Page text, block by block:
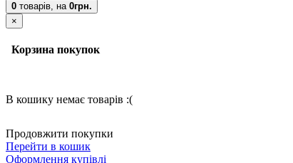
0 товарів, на 0грн.
×
Корзина покупок
В кошику немає товарів :(
Продовжити покупки
Перейти в кошик
Оформлення купівлі